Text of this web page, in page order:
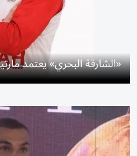
«الشارقة البحري» يعتمد